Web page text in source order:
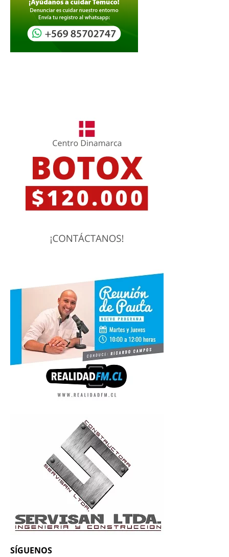
SÍGUENOS